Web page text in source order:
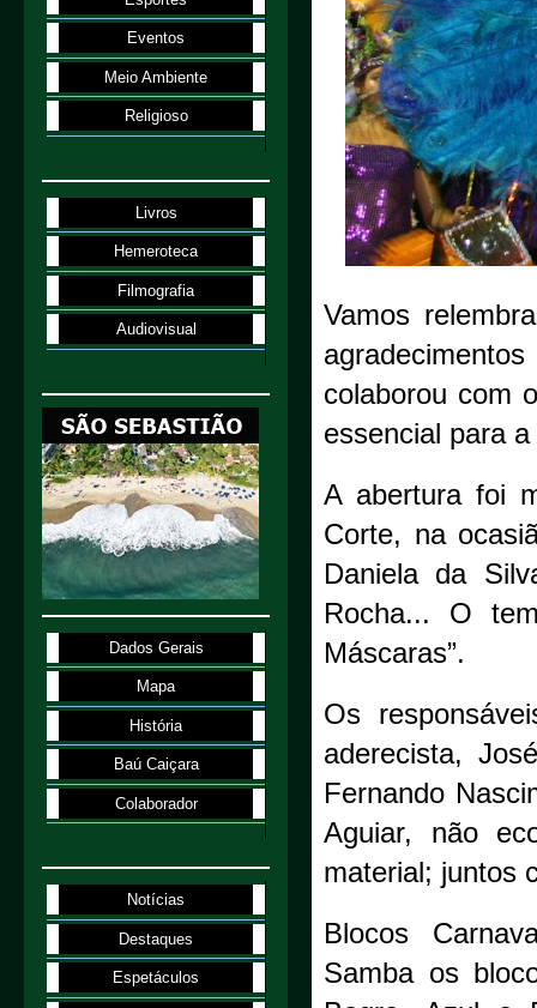
Vamos
colaborou com
essencial para
A abertura foi
Corte, na
Daniela da
Rocha... O
Máscaras”.
Os
aderecista,
Fernando
Aguiar, não
material; juntos
Blocos
Samba os
Eventos
Meio Ambiente
Religioso
Livros
Hemeroteca
Filmografia
Audiovisual
Dados Gerais
Mapa
História
Baú Caiçara
Colaborador
Notícias
Destaques
Espetáculos